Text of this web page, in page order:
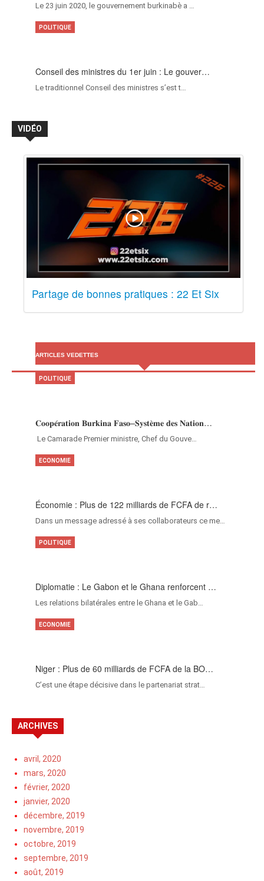
Le 23 juin 2020, le gouvernement burkinabè a …
Conseil des ministres du 1er juin : Le gouver…
Le traditionnel Conseil des ministres s’est t…
POLITIQUE
VIDÉO
Partage de bonnes pratiques : 22 Et Six
ARTICLES VEDETTES
𝐂𝐨𝐨𝐩𝐞́𝐫𝐚𝐭𝐢𝐨𝐧 𝐁𝐮𝐫𝐤𝐢𝐧𝐚 𝐅𝐚𝐬𝐨–𝐒𝐲𝐬𝐭𝐞̀𝐦𝐞 𝐝𝐞𝐬 𝐍𝐚𝐭𝐢𝐨𝐧…
‎Le Camarade Premier ministre, Chef du Gouve…
POLITIQUE
Économie : Plus de 122 milliards de FCFA de r…
Dans un message adressé à ses collaborateurs ce me…
ECONOMIE
Diplomatie : Le Gabon et le Ghana renforcent …
Les relations bilatérales entre le Ghana et le Gab…
POLITIQUE
Niger : Plus de 60 milliards de FCFA de la BO…
C’est une étape décisive dans le partenariat strat…
ECONOMIE
ARCHIVES
avril, 2020
mars, 2020
février, 2020
janvier, 2020
décembre, 2019
novembre, 2019
octobre, 2019
septembre, 2019
août, 2019